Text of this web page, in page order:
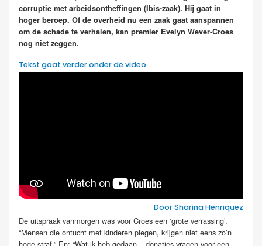
corruptie met arbeidsontheffingen (Ibis-zaak). Hij gaat in
hoger beroep. Of de overheid nu een zaak gaat aanspannen
om de schade te verhalen, kan premier Evelyn Wever-Croes
nog niet zeggen.
Tekst gaat verder onder de video
Door Sharina Henriquez
De uitspraak vanmorgen was voor Croes een ‘grote verrassing’.
“Mensen die ontucht met kinderen plegen, krijgen niet eens zo’n